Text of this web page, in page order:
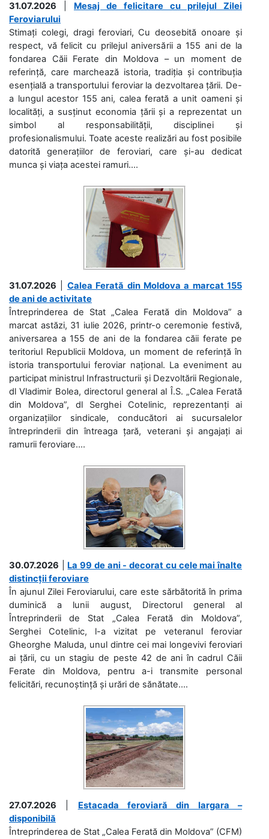
31.07.2026
Mesaj de felicitare cu prilejul Zilei
Feroviarului
Stimați colegi, dragi feroviari, Cu deosebită onoare și
respect, vă felicit cu prilejul aniversării a 155 ani de la
fondarea Căii Ferate din Moldova – un moment de
referință, care marchează istoria, tradiția și contribuția
esențială a transportului feroviar la dezvoltarea țării. De-
a lungul acestor 155 ani, calea ferată a unit oameni și
localități, a susținut economia țării și a reprezentat un
simbol al responsabilității, disciplinei și
profesionalismului. Toate aceste realizări au fost posibile
datorită generațiilor de feroviari, care și-au dedicat
munca și viața acestei ramuri....
31.07.2026
Calea Ferată din Moldova a marcat 155
de ani de activitate
Întreprinderea de Stat „Calea Ferată din Moldova” a
marcat astăzi, 31 iulie 2026, printr-o ceremonie festivă,
aniversarea a 155 de ani de la fondarea căii ferate pe
teritoriul Republicii Moldova, un moment de referință în
istoria transportului feroviar național. La eveniment au
participat ministrul Infrastructurii și Dezvoltării Regionale,
dl Vladimir Bolea, directorul general al Î.S. „Calea Ferată
din Moldova”, dl Serghei Cotelinic, reprezentanți ai
organizațiilor sindicale, conducători ai sucursalelor
întreprinderii din întreaga țară, veterani și angajați ai
ramurii feroviare....
30.07.2026
La 99 de ani - decorat cu cele mai înalte
distincții feroviare
În ajunul Zilei Feroviarului, care este sărbătorită în prima
duminică a lunii august, Directorul general al
Întreprinderii de Stat „Calea Ferată din Moldova”,
Serghei Cotelinic, l-a vizitat pe veteranul feroviar
Gheorghe Maluda, unul dintre cei mai longevivi feroviari
ai țării, cu un stagiu de peste 42 de ani în cadrul Căii
Ferate din Moldova, pentru a-i transmite personal
felicitări, recunoștință și urări de sănătate....
27.07.2026
Estacada feroviară din Iargara –
disponibilă
Întreprinderea de Stat „Calea Ferată din Moldova” (CFM)